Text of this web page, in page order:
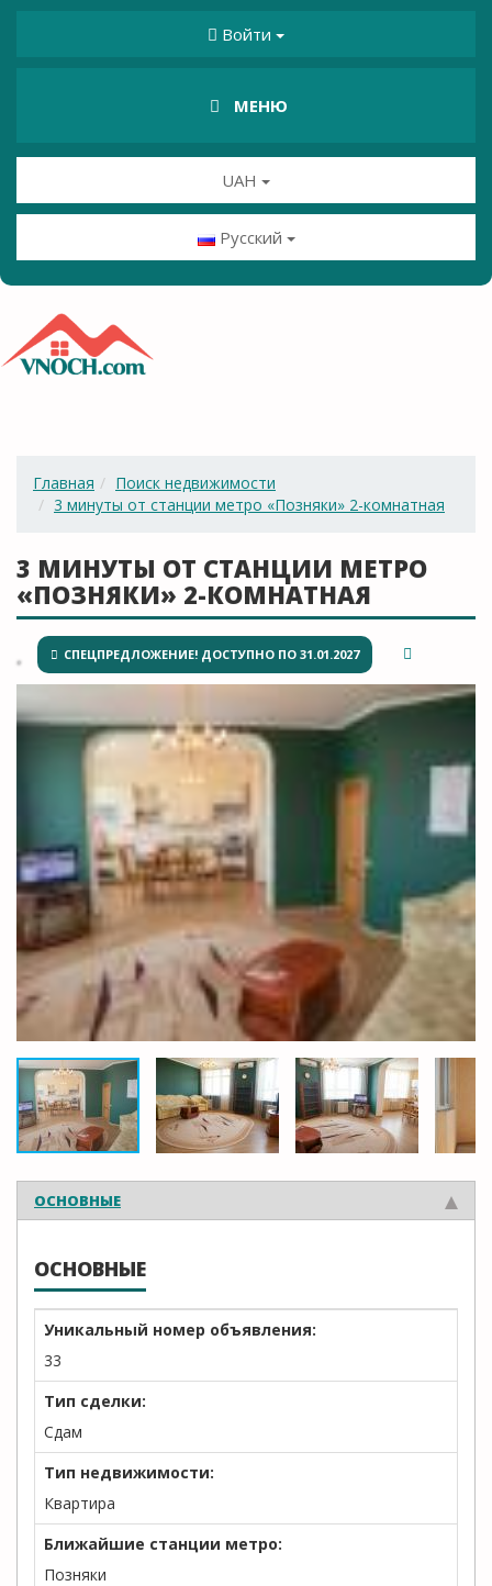
Войти
МЕНЮ
UAH
Русский
Главная
Поиск недвижимости
3 минуты от станции метро «Позняки» 2-комнатная
3 МИНУТЫ ОТ СТАНЦИИ МЕТРО
«ПОЗНЯКИ» 2-КОМНАТНАЯ
СПЕЦПРЕДЛОЖЕНИЕ! ДОСТУПНО ПО 31.01.2027
ОСНОВНЫЕ
ОСНОВНЫЕ
Уникальный номер объявления:
33
Тип сделки:
Сдам
Тип недвижимости:
Квартира
Ближайшие станции метро:
Позняки